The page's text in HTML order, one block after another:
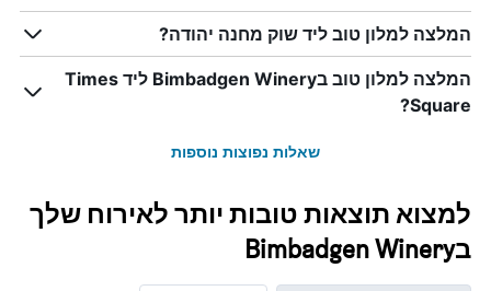
המלצה למלון טוב ליד שוק מחנה יהודה?
המלצה למלון טוב בBimbadgen Winery ליד Times
Square?
שאלות נפוצות נוספות
למצוא תוצאות טובות יותר לאירוח שלך
בBimbadgen Winery